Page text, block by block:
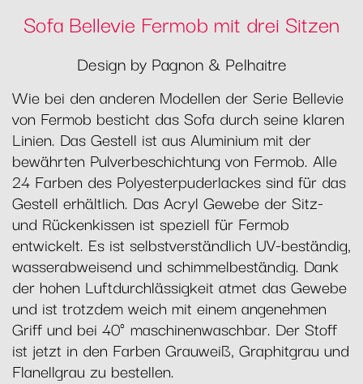
Sofa Bellevie Fermob mit drei Sitzen
Design by Pagnon & Pelhaitre
Wie bei den anderen Modellen der Serie Bellevie
von Fermob besticht das Sofa durch seine klaren
Linien. Das Gestell ist aus Aluminium mit der
bewährten Pulverbeschichtung von Fermob. Alle
24 Farben des Polyesterpuderlackes sind für das
Gestell erhältlich. Das Acryl Gewebe der Sitz-
und Rückenkissen ist speziell für Fermob
entwickelt. Es ist selbstverständlich UV-beständig,
wasserabweisend und schimmelbeständig. Dank
der hohen Luftdurchlässigkeit atmet das Gewebe
und ist trotzdem weich mit einem angenehmen
Griff und bei 40° maschinenwaschbar. Der Stoff
ist jetzt in den Farben Grauweiß, Graphitgrau und
Flanellgrau zu bestellen.